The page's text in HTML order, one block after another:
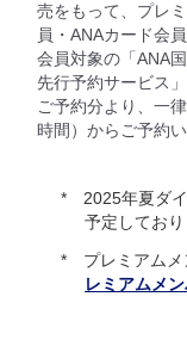
売をもって、プレ
員・ANAカード会
会員対象の「ANA
先行予約サービス
ご予約分より、一
時間）からご予約い
2025年夏ダ
予定しており
プレミアムメ
レミアムメ